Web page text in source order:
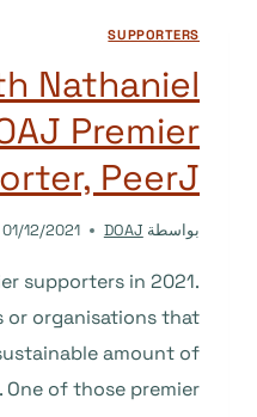
載
向
け
た
取
組
SUPPORTERS
Nathaniel
Premier
PeerJ
بواسطة DOAJ
01/12/2021
supporters in 2021.
or organisations that
amount of
of those premier